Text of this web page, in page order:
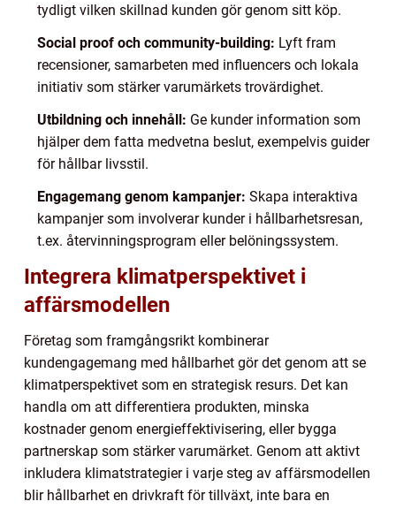
tydligt vilken skillnad kunden gör genom sitt köp.
Social proof och community-building: Lyft fram
recensioner, samarbeten med influencers och lokala
initiativ som stärker varumärkets trovärdighet.
Utbildning och innehåll: Ge kunder information som
hjälper dem fatta medvetna beslut, exempelvis guider
för hållbar livsstil.
Engagemang genom kampanjer: Skapa interaktiva
kampanjer som involverar kunder i hållbarhetsresan,
t.ex. återvinningsprogram eller belöningssystem.
Integrera klimatperspektivet i
affärsmodellen
Företag som framgångsrikt kombinerar
kundengagemang med hållbarhet gör det genom att se
klimatperspektivet som en strategisk resurs. Det kan
handla om att differentiera produkten, minska
kostnader genom energieffektivisering, eller bygga
partnerskap som stärker varumärket. Genom att aktivt
inkludera klimatstrategier i varje steg av affärsmodellen
blir hållbarhet en drivkraft för tillväxt, inte bara en